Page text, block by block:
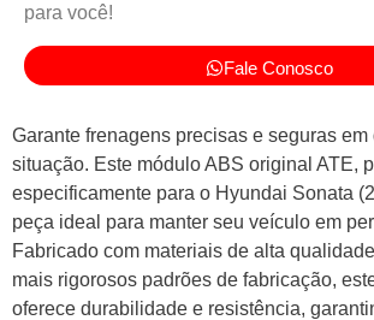
para você!
Fale Conosco
Garante frenagens precisas e seguras em
situação. Este módulo ABS original ATE,
especificamente para o Hyundai Sonata
peça ideal para manter seu veículo em
Fabricado com materiais de alta
mais rigorosos padrões de fabricação,
oferece durabilidade e resistência,